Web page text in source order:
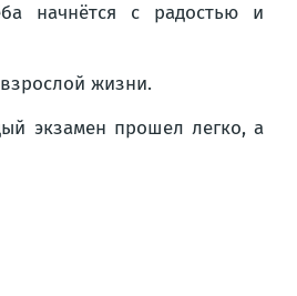
начнётся с радостью и
жизни.
экзамен прошел легко, а